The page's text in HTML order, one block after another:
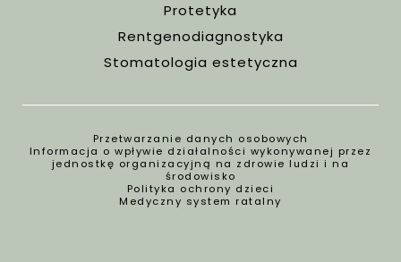
Protetyka
Rentgenodiagnostyka
Stomatologia estetyczna
Przetwarzanie danych osobowych
Informacja o wpływie działalności wykonywanej przez
jednostkę organizacyjną na zdrowie ludzi i na
środowisko
Polityka ochrony dzieci
Medyczny system ratalny